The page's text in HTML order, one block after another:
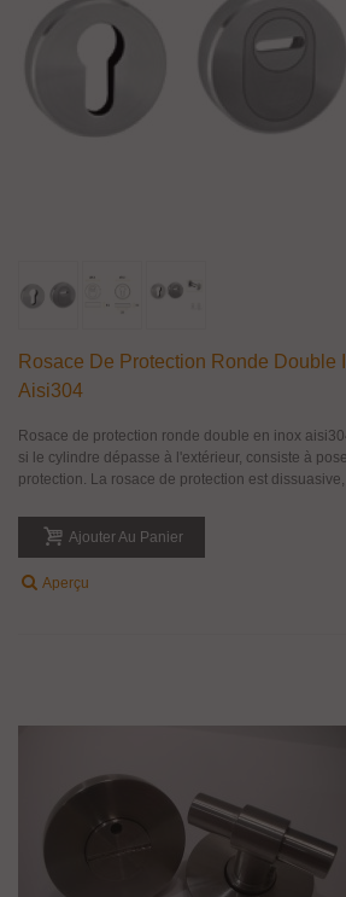
Rosace De Protection Ronde Double
Aisi304
Rosace de protection ronde double en inox
si le cylindre dépasse à l'extérieur, consiste à
protection. La rosace de protection est dissuasive,
Ajouter Au Panier
Aperçu